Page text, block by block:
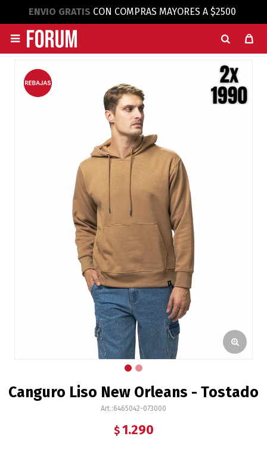
ENVIO GRATIS CON COMPRAS MAYORES A $2500

Canguro Liso New Orleans - Tostado
6465042-073000
$ 1.290